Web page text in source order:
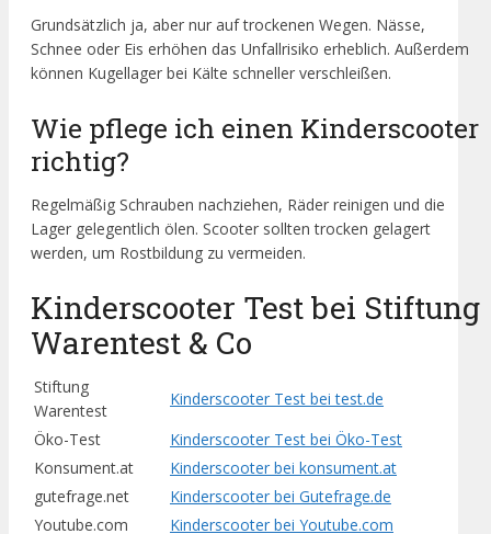
Grundsätzlich ja, aber nur auf trockenen Wegen. Nässe,
Schnee oder Eis erhöhen das Unfallrisiko erheblich. Außerdem
können Kugellager bei Kälte schneller verschleißen.
Wie pflege ich einen Kinderscooter
richtig?
Regelmäßig Schrauben nachziehen, Räder reinigen und die
Lager gelegentlich ölen. Scooter sollten trocken gelagert
werden, um Rostbildung zu vermeiden.
Kinderscooter Test bei Stiftung
Warentest & Co
Stiftung
Warentest
Kinderscooter Test bei test.de
Öko-Test
Kinderscooter Test bei Öko-Test
Konsument.at
Kinderscooter bei konsument.at
gutefrage.net
Kinderscooter bei Gutefrage.de
Youtube.com
Kinderscooter bei Youtube.com